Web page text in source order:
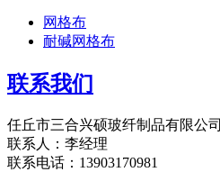
网格布
耐碱网格布
联系我们
任丘市三合兴硕玻纤制品有限公司
联系人：李经理
联系电话：13903170981